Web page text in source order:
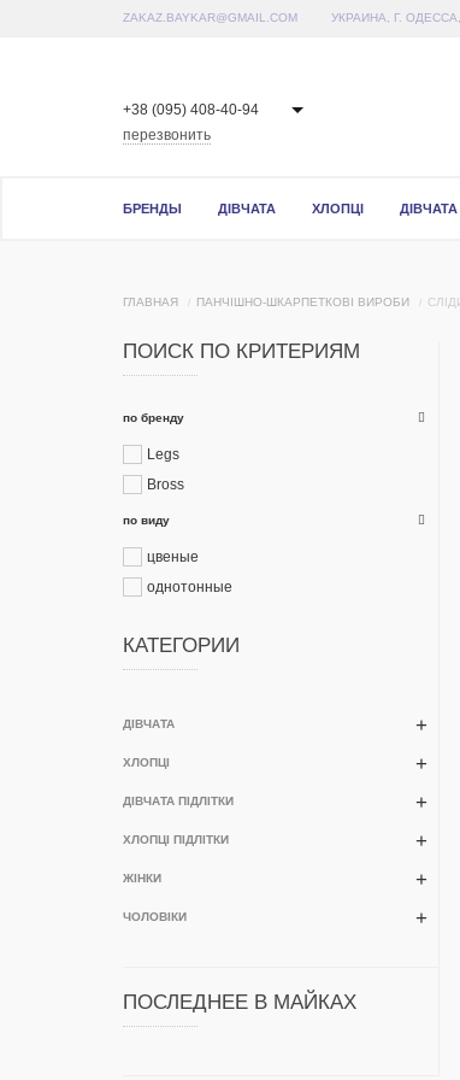
ZAKAZ.BAYKAR@GMAIL.COM УКРАИНА, Г.
+38 (095) 408-40-94
перезвонить
БРЕНДЫ ДІВЧАТА ХЛОПЦІ ДІВЧАТА
ГЛАВНАЯ ПАНЧІШНО-ШКАРПЕТКОВІ ВИРОБИ
ПОИСК ПО КРИТЕРИЯМ
по бренду
Legs
Bross
по виду
цвеные
однотонные
КАТЕГОРИИ
ДІВЧАТА
ХЛОПЦІ
ДІВЧАТА ПІДЛІТКИ
ХЛОПЦІ ПІДЛІТКИ
ЖІНКИ
ЧОЛОВІКИ
ПОСЛЕДНЕЕ В МАЙКАХ